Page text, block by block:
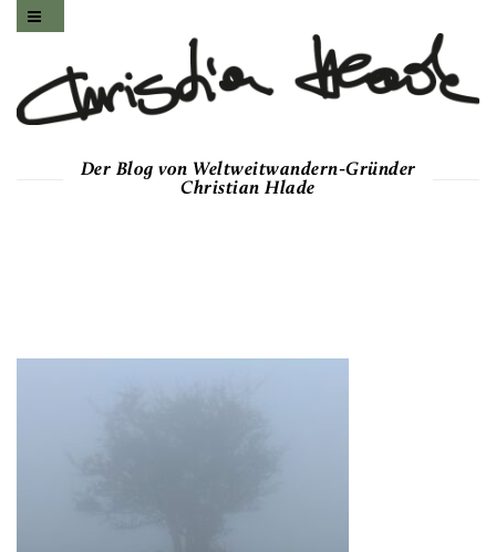
Der Blog von Weltweitwandern-Gründer
Christian Hlade